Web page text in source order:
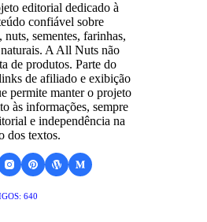
editorial dedicado à
confiável sobre
sementes, farinhas,
A All Nuts não
de produtos. Parte do
de afiliado e exibição
permite manter o projeto
às informações, sempre
e independência na
dos textos.
640